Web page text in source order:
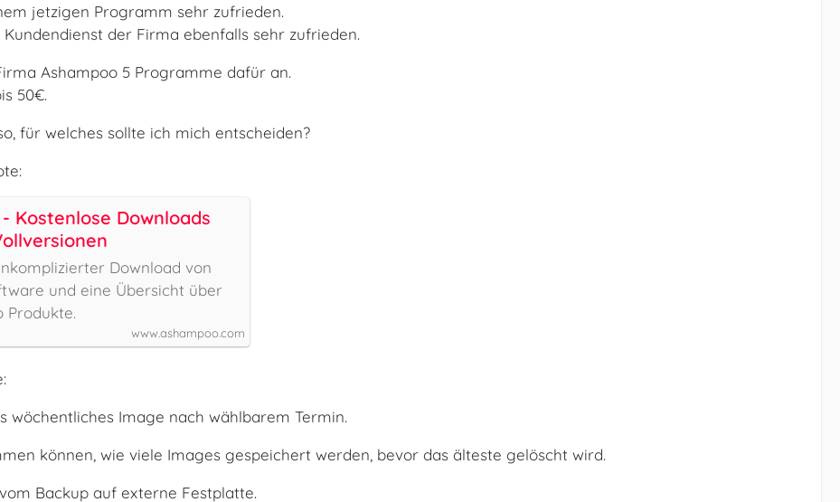
jetzigen Programm sehr zufrieden.
der Firma ebenfalls sehr zufrieden.
Ashampoo 5 Programme dafür an.
50€.
für welches sollte ich mich entscheiden?
Kostenlose Downloads
Download von
und eine Übersicht über
Produkte.
www.ashampoo.com
wöchentliches Image nach wählbarem Termin.
können, wie viele Images gespeichert werden, bevor das älteste gelöscht wird.
Backup auf externe Festplatte.